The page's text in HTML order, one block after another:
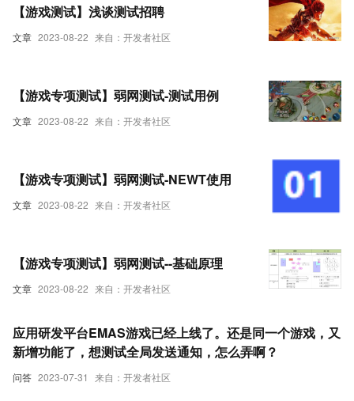
文章 2023-08-22 来自：开发者社区
【游戏测试】浅谈测试招聘
文章 2023-08-22 来自：开发者社区
【游戏专项测试】弱网测试-测试用例
文章 2023-08-22 来自：开发者社区
【游戏专项测试】弱网测试-NEWT使用
文章 2023-08-22 来自：开发者社区
【游戏专项测试】弱网测试--基础原理
问答 2023-07-31 来自：开发者社区
应用研发平台EMAS游戏已经上线了。还是同一个游戏，又
新增功能了，想测试全局发送通知，怎么弄啊？